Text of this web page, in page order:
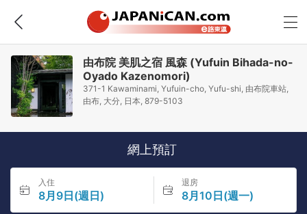
由布院 美肌之宿 風森 (Yufuin Bihada-no-
Oyado Kazenomori)
371-1 Kawaminami, Yufuin-cho, Yufu-shi, 由布院車站,
由布, 大分, 日本, 879-5103
網上預訂
入住
8月9日(週日)
退房
8月10日(週一)